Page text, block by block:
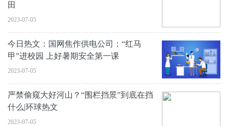
田
2023-07-05
今日热文：国网焦作供电公司：“红马
甲”进校园 上好暑期安全第一课
2023-07-05
严禁偷窥大好河山？“围栏挡景”到底在挡
什么|环球热文
2023-07-05